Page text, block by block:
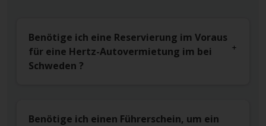
Benötige ich eine Reservierung im Voraus
für eine Hertz-Autovermietung im bei
Schweden ?
Benötige ich einen Führerschein, um ein